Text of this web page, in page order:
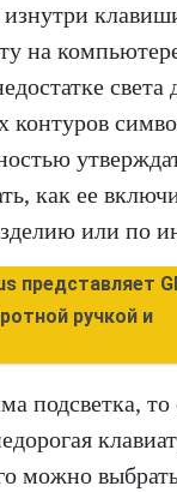
на
контуров
как ее
или по
представляет
ручкой и
подсветка, то
можно